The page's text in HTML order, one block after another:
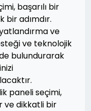
başarılı bir
adımdır.
ve
ve teknolojik
bulundurarak
paneli seçimi,
ve dikkatli bir